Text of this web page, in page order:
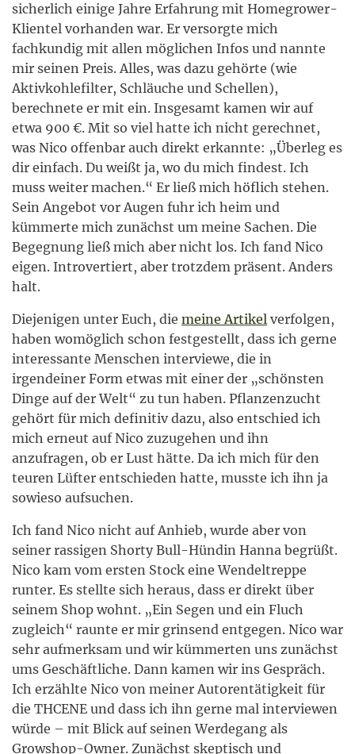
sicherlich einige Jahre Erfahrung mit Homegrower-
Klientel vorhanden war. Er versorgte mich
fachkundig mit allen möglichen Infos und nannte
mir seinen Preis. Alles, was dazu gehörte (wie
Aktivkohlefilter, Schläuche und Schellen),
berechnete er mit ein. Insgesamt kamen wir auf
etwa 900 €. Mit so viel hatte ich nicht gerechnet,
was Nico offenbar auch direkt erkannte: „Überleg es
dir einfach. Du weißt ja, wo du mich findest. Ich
muss weiter machen.“ Er ließ mich höflich stehen.
Sein Angebot vor Augen fuhr ich heim und
kümmerte mich zunächst um meine Sachen. Die
Begegnung ließ mich aber nicht los. Ich fand Nico
eigen. Introvertiert, aber trotzdem präsent. Anders
halt.
Diejenigen unter Euch, die meine Artikel verfolgen,
haben womöglich schon festgestellt, dass ich gerne
interessante Menschen interviewe, die in
irgendeiner Form etwas mit einer der „schönsten
Dinge auf der Welt“ zu tun haben. Pflanzenzucht
gehört für mich definitiv dazu, also entschied ich
mich erneut auf Nico zuzugehen und ihn
anzufragen, ob er Lust hätte. Da ich mich für den
teuren Lüfter entschieden hatte, musste ich ihn ja
sowieso aufsuchen.
Ich fand Nico nicht auf Anhieb, wurde aber von
seiner rassigen Shorty Bull-Hündin Hanna begrüßt.
Nico kam vom ersten Stock eine Wendeltreppe
runter. Es stellte sich heraus, dass er direkt über
seinem Shop wohnt. „Ein Segen und ein Fluch
zugleich“ raunte er mir grinsend entgegen. Nico war
sehr aufmerksam und wir kümmerten uns zunächst
ums Geschäftliche. Dann kamen wir ins Gespräch.
Ich erzählte Nico von meiner Autorentätigkeit für
die THCENE und dass ich ihn gerne mal interviewen
würde – mit Blick auf seinen Werdegang als
Growshop-Owner. Zunächst skeptisch und